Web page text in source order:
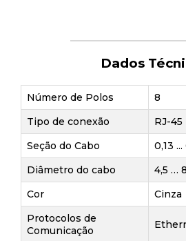
Dados
Número de Polos
8
Tipo de conexão
RJ-45
Seção do Cabo
0,13
Diâmetro do cabo
4,5 …
Cor
Cinza
Protocolos de
Comunicação